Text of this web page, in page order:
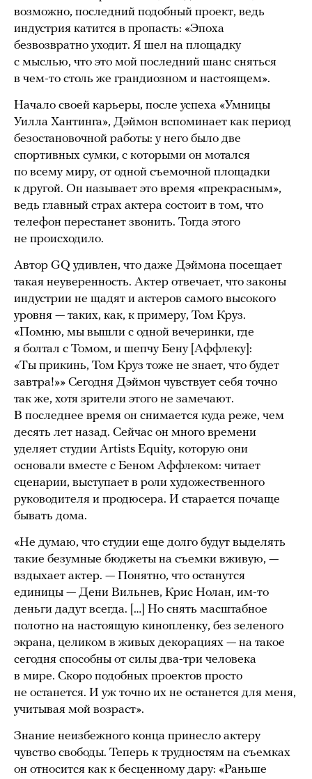
возможно, последний подобный проект, ведь
индустрия катится в пропасть: «Эпоха
безвозвратно уходит. Я шел на площадку
с мыслью, что это мой последний шанс сняться
в чем-то столь же грандиозном и настоящем».
Начало своей карьеры, после успеха «Умницы
Уилла Хантинга», Дэймон вспоминает как период
безостановочной работы: у него было две
спортивных сумки, с которыми он мотался
по всему миру, от одной съемочной площадки
к другой. Он называет это время «прекрасным»,
ведь главный страх актера состоит в том, что
телефон перестанет звонить. Тогда этого
не происходило.
Автор GQ удивлен, что даже Дэймона посещает
такая неуверенность. Актер отвечает, что законы
индустрии не щадят и актеров самого высокого
уровня — таких, как, к примеру, Том Круз.
«Помню, мы вышли с одной вечеринки, где
я болтал с Томом, и шепчу Бену [Аффлеку]:
«Ты прикинь, Том Круз тоже не знает, что будет
завтра!»» Сегодня Дэймон чувствует себя точно
так же, хотя зрители этого не замечают.
В последнее время он снимается куда реже, чем
десять лет назад. Сейчас он много времени
уделяет студии Artists Equity, которую они
основали вместе с Беном Аффлеком: читает
сценарии, выступает в роли художественного
руководителя и продюсера. И старается почаще
бывать дома.
«Не думаю, что студии еще долго будут выделять
такие безумные бюджеты на съемки вживую, —
вздыхает актер. — Понятно, что останутся
единицы — Дени Вильнев, Крис Нолан, им-то
деньги дадут всегда. […] Но снять масштабное
полотно на настоящую кинопленку, без зеленого
экрана, целиком в живых декорациях — на такое
сегодня способны от силы два-три человека
в мире. Скоро подобных проектов просто
не останется. И уж точно их не останется для меня,
учитывая мой возраст».
Знание неизбежного конца принесло актеру
чувство свободы. Теперь к трудностям на съемках
он относится как к бесценному дару: «Раньше